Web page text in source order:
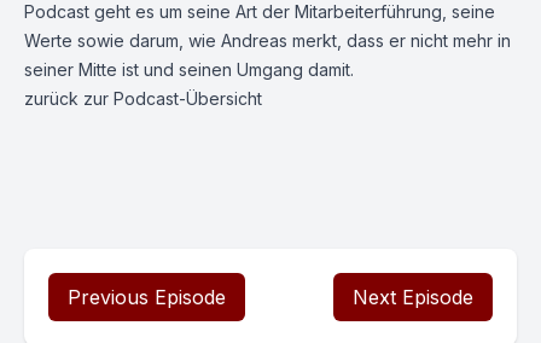
Podcast geht es um seine Art der Mitarbeiterführung, seine
Werte sowie darum, wie Andreas merkt, dass er nicht mehr in
seiner Mitte ist und seinen Umgang damit.
zurück zur Podcast-Übersicht
Previous Episode Next Episode